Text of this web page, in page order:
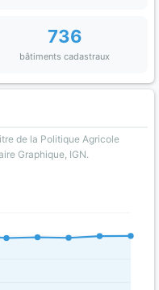
736
bâtiments cadastraux
de la Politique Agricole
Graphique, IGN.